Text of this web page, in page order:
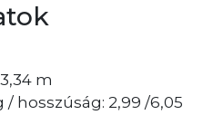
m
/ hosszúság: 2,99 /6,05